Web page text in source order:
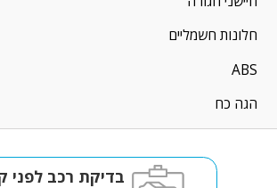
חלונות חשמליים
ABS
הגה כח
בדיקת רכב לפני